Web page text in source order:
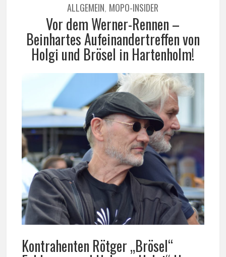
ALLGEMEIN, MOPO-INSIDER
Vor dem Werner-Rennen –
Beinhartes Aufeinandertreffen von
Holgi und Brösel in Hartenholm!
Kontrahenten Rötger „Brösel“